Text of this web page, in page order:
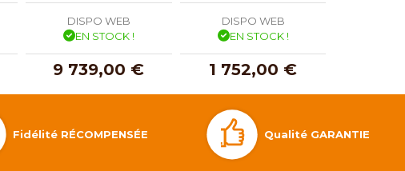
DISPO WEB
EN STOCK !
9 739,00 €
DISPO WEB
EN STOCK !
1 752,00 €
Fidélité RÉCOMPENSÉE Qualité GARANTIE